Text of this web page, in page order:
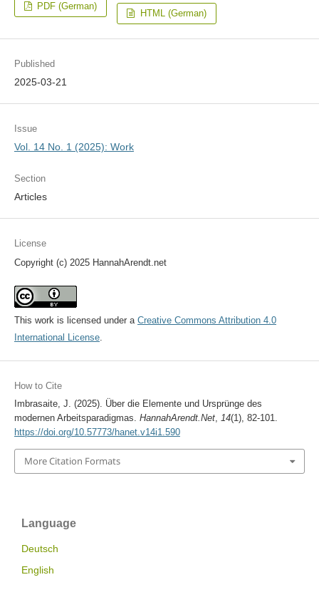
PDF (German)
HTML (German)
Published
2025-03-21
Issue
Vol. 14 No. 1 (2025): Work
Section
Articles
License
Copyright (c) 2025 HannahArendt.net
This work is licensed under a Creative Commons Attribution 4.0
International License.
How to Cite
Imbrasaite, J. (2025). Über die Elemente und Ursprünge des
modernen Arbeitsparadigmas. HannahArendt.Net, 14(1), 82-101.
https://doi.org/10.57773/hanet.v14i1.590
More Citation Formats
Language
Deutsch
English